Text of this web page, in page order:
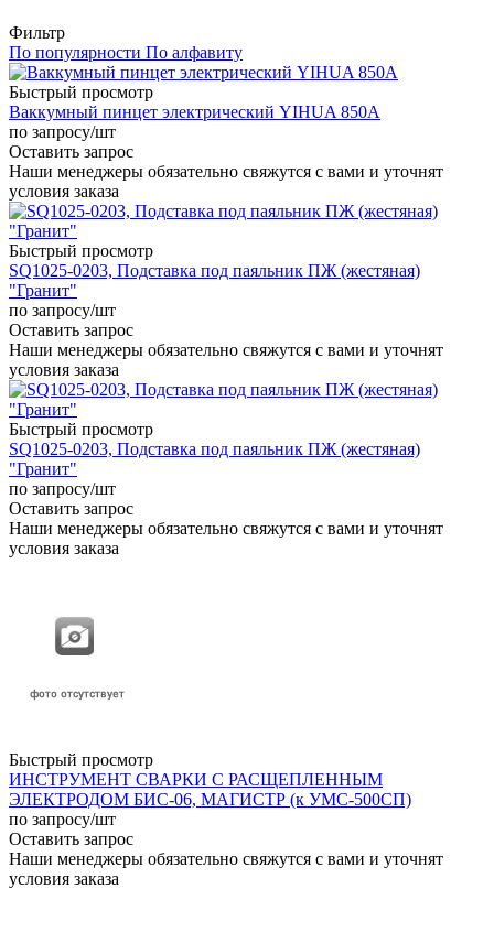
Фильтр
По популярности По алфавиту
Быстрый просмотр
Ваккумный пинцет электрический YIHUA 850A
по запросу/шт
Оставить запрос
Наши менеджеры обязательно свяжутся с вами и уточнят
условия заказа
Быстрый просмотр
SQ1025-0203, Подставка под паяльник ПЖ (жестяная)
"Гранит"
по запросу/шт
Оставить запрос
Наши менеджеры обязательно свяжутся с вами и уточнят
условия заказа
Быстрый просмотр
SQ1025-0203, Подставка под паяльник ПЖ (жестяная)
"Гранит"
по запросу/шт
Оставить запрос
Наши менеджеры обязательно свяжутся с вами и уточнят
условия заказа
Быстрый просмотр
ИНСТРУМЕНТ СВАРКИ С РАСЩЕПЛЕННЫМ
ЭЛЕКТРОДОМ БИС-06, МАГИСТР (к УМС-500СП)
по запросу/шт
Оставить запрос
Наши менеджеры обязательно свяжутся с вами и уточнят
условия заказа